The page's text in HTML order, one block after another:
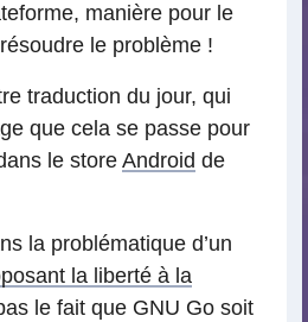
manière pour le
le problème !
traduction du jour, qui
que cela se passe pour
le store Android de
la problématique d’un
la liberté à la
le fait que GNU Go soit